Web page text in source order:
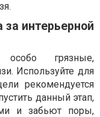
интерьерной
особо грязные,
Используйте для
рекомендуется
данный этап,
и забьют поры,